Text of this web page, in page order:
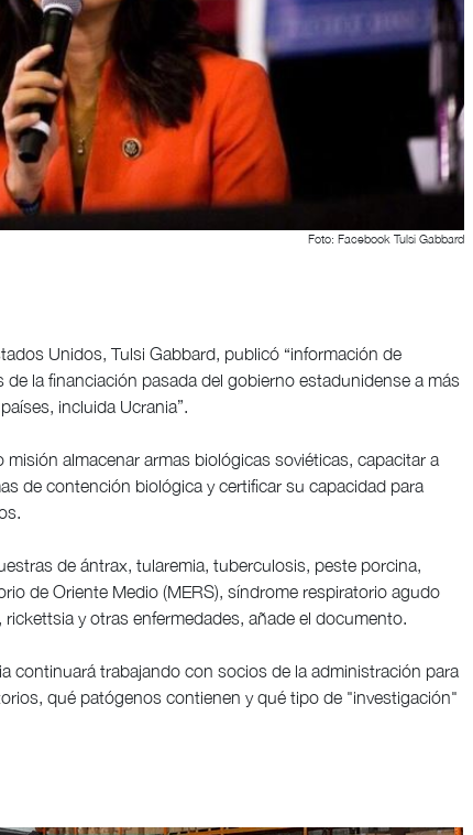
Foto: Facebook Tulsi Gabbard
Unidos, Tulsi Gabbard, publicó “información de
la financiación pasada del gobierno estadunidense a más
incluida Ucrania”.
almacenar armas biológicas soviéticas, capacitar a
de contención biológica y certificar su capacidad para
de ántrax, tularemia, tuberculosis, peste porcina,
de Oriente Medio (MERS), síndrome respiratorio agudo
y otras enfermedades, añade el documento.
continuará trabajando con socios de la administración para
qué patógenos contienen y qué tipo de "investigación"